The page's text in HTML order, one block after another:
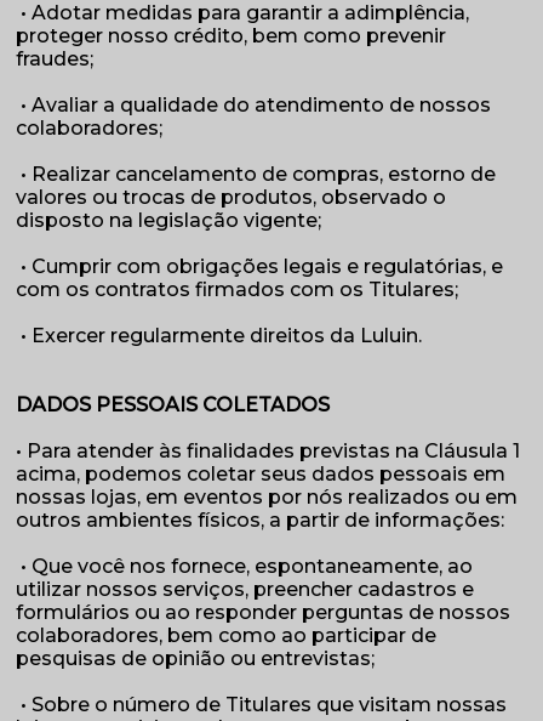
• Adotar medidas para garantir a adimplência,
proteger nosso crédito, bem como prevenir
fraudes;
• Avaliar a qualidade do atendimento de nossos
colaboradores;
• Realizar cancelamento de compras, estorno de
valores ou trocas de produtos, observado o
disposto na legislação vigente;
• Cumprir com obrigações legais e regulatórias, e
com os contratos firmados com os Titulares;
• Exercer regularmente direitos da Luluin.
DADOS PESSOAIS COLETADOS
• Para atender às finalidades previstas na Cláusula 1
acima, podemos coletar seus dados pessoais em
nossas lojas, em eventos por nós realizados ou em
outros ambientes físicos, a partir de informações:
• Que você nos fornece, espontaneamente, ao
utilizar nossos serviços, preencher cadastros e
formulários ou ao responder perguntas de nossos
colaboradores, bem como ao participar de
pesquisas de opinião ou entrevistas;
• Sobre o número de Titulares que visitam nossas